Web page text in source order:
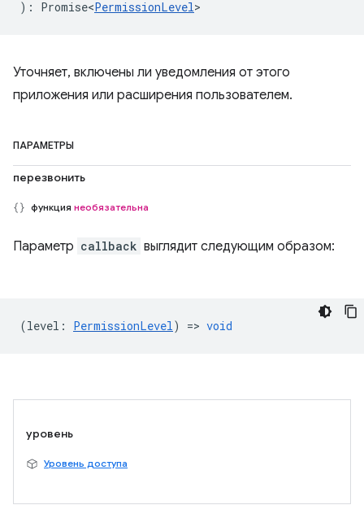
) : Promise<PermissionLevel>
Уточняет, включены ли уведомления от этого
приложения или расширения пользователем.
ПАРАМЕТРЫ
перезвонить
функция необязательна
Параметр callback выглядит следующим образом:
(level : PermissionLevel) => void
уровень
Уровень доступа